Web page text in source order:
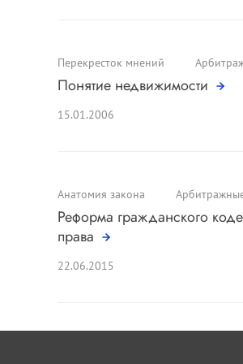
Перекресток мнений
Понятие недвижимости
15.01.2006
Анатомия закона
Реформа гражданского
права
22.06.2015